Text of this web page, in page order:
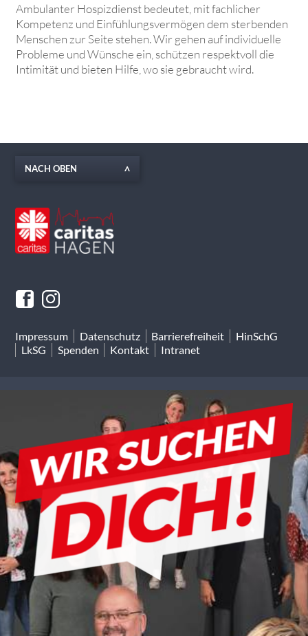
Ambulanter Hospizdienst bedeutet, mit fachlicher
Kompetenz und Einfühlungsvermögen dem sterbenden
Men­schen zur Seite stehen. Wir gehen auf individuelle
Probleme und Wünsche ein, schützen respektvoll die
Intimität und bieten Hilfe, wo sie gebraucht wird.
NACH OBEN
Impressum Datenschutz Barrierefreiheit
HinSchG
LkSG
Spenden Kontakt Intranet